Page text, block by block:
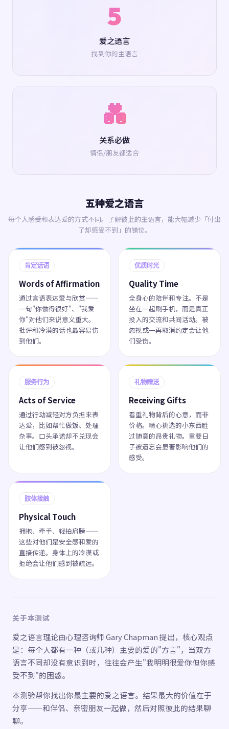
5
爱之语言
找到你的主语言
💑
关系必做
情侣/朋友都适合
五种爱之语言
每个人感受和表达爱的方式不同。了解彼此的主语言，能大幅减少「付出
了却感受不到」的错位。
肯定话语
Words of Affirmation
通过言语表达爱与欣赏——
一句"你做得很好"、"我爱
你"对他们来说意义重大。
批评和冷漠的话也最容易伤
到他们。
优质时光
Quality Time
全身心的陪伴和专注。不是
坐在一起刷手机，而是真正
投入的交流和共同活动。被
忽视或一再取消约定会让他
们受伤。
服务行为
Acts of Service
通过行动减轻对方负担来表
达爱，比如帮忙做饭、处理
杂事。口头承诺却不兑现会
让他们感到被忽视。
礼物赠送
Receiving Gifts
看重礼物背后的心意，而非
价格。精心挑选的小东西胜
过随意的昂贵礼物。重要日
子被遗忘会显著影响他们的
感受。
肢体接触
Physical Touch
拥抱、牵手、轻拍肩膀——
这些对他们是安全感和爱的
直接传递。身体上的冷漠或
拒绝会让他们感到被疏远。
关于本测试
爱之语言理论由心理咨询师 Gary Chapman 提出，核心观点
是：每个人都有一种（或几种）主要的爱的"方言"，当双方
语言不同却没有意识到时，往往会产生"我明明很爱你但你感
受不到"的困惑。
本测验帮你找出你最主要的爱之语言。结果最大的价值在于
分享——和伴侣、亲密朋友一起做，然后对照彼此的结果聊
聊。